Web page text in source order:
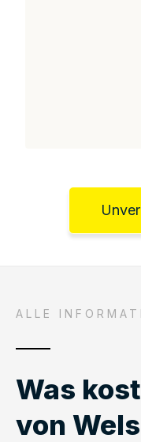
ALLE
Was
von